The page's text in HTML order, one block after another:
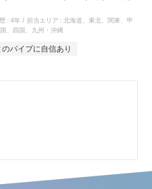
4年 担当エリア
北海道、東北、関東、甲
、四国、九州・沖縄
のパイプに自信あり